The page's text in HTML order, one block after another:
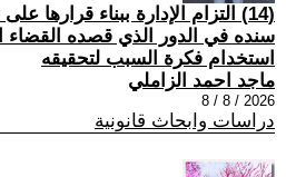
(14) التزام الإدارة ببناء
سنده في الدور الذي قصده القضاء
استخدام فكرة السبب لتحقیقه
ماجد احمد الزاملي
2026 / 8 / 8
دراسات وابحاث قانونية